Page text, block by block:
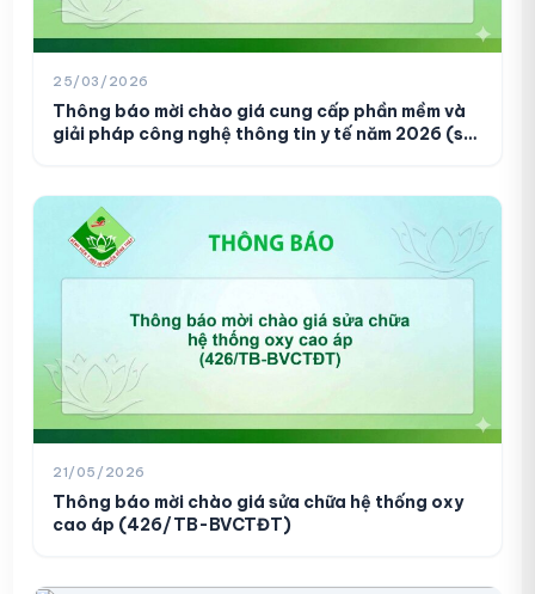
25/03/2026
Thông báo mời chào giá cung cấp phần mềm và
giải pháp công nghệ thông tin y tế năm 2026 (số
21/05/2026
Thông báo mời chào giá sửa chữa hệ thống oxy
cao áp (426/TB-BVCTĐT)
01
Danh sách người thực hành khám,
chữa bệnh (210/DS-BVCTĐT)
02 bệnh, chữa bệnh (138/DS-BVCTĐT)
06/02/2026